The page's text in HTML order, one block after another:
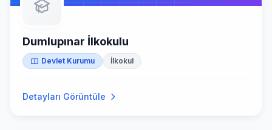
Dumlupınar İlkokulu
Devlet Kurumu İlkokul
Detayları Görüntüle